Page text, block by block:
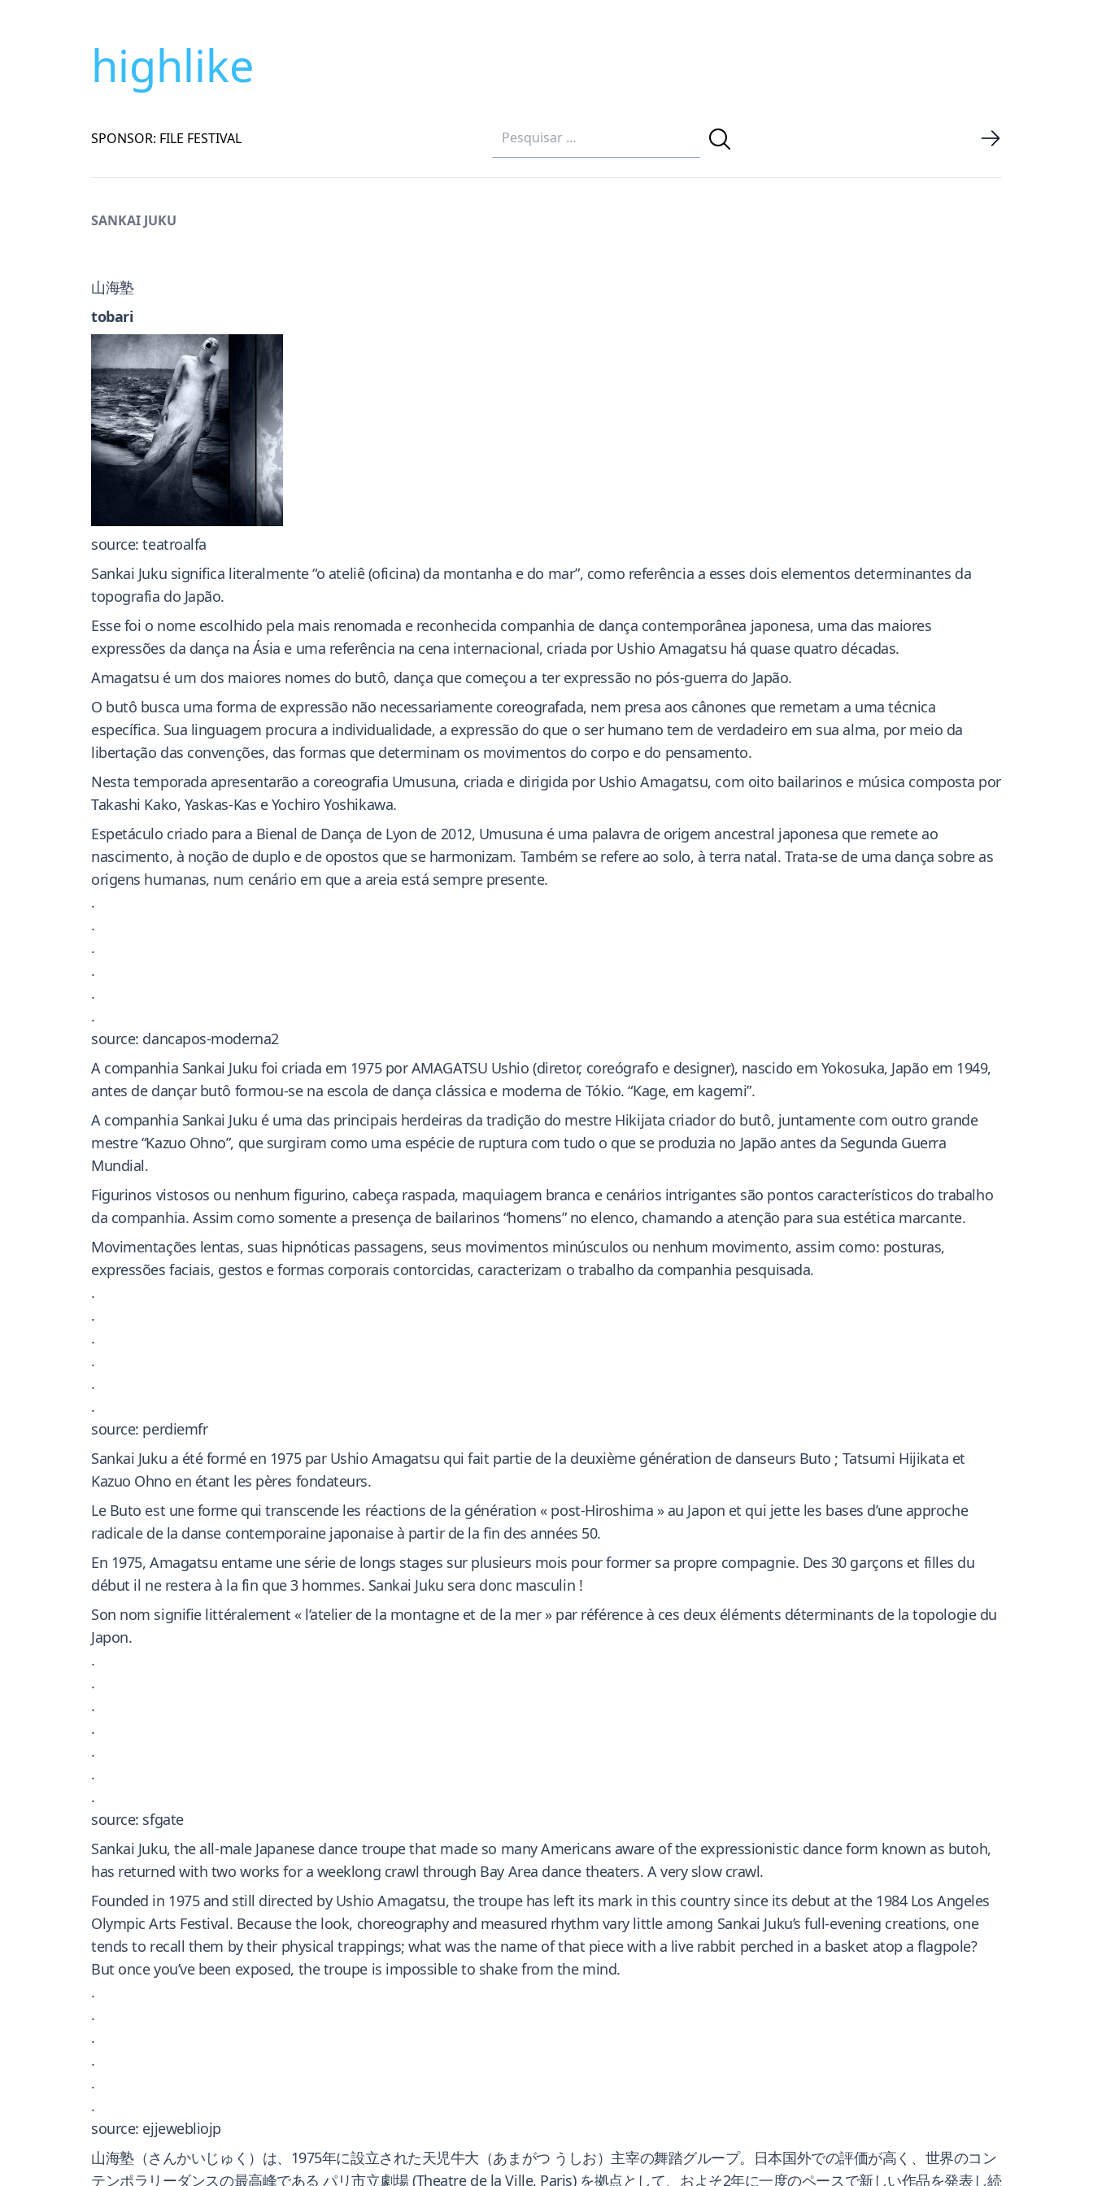
highlike
SPONSOR: FILE FESTIVAL
SANKAI JUKU
山海塾
tobari
source: teatroalfa
Sankai Juku significa literalmente “o ateliê (oficina) da montanha e do mar”, como referência a esses dois elementos determinantes da
topografia do Japão.
Esse foi o nome escolhido pela mais renomada e reconhecida companhia de dança contemporânea japonesa, uma das maiores
expressões da dança na Ásia e uma referência na cena internacional, criada por Ushio Amagatsu há quase quatro décadas.
Amagatsu é um dos maiores nomes do butô, dança que começou a ter expressão no pós-guerra do Japão.
O butô busca uma forma de expressão não necessariamente coreografada, nem presa aos cânones que remetam a uma técnica
específica. Sua linguagem procura a individualidade, a expressão do que o ser humano tem de verdadeiro em sua alma, por meio da
libertação das convenções, das formas que determinam os movimentos do corpo e do pensamento.
Nesta temporada apresentarão a coreografia Umusuna, criada e dirigida por Ushio Amagatsu, com oito bailarinos e música composta por
Takashi Kako, Yaskas-Kas e Yochiro Yoshikawa.
Espetáculo criado para a Bienal de Dança de Lyon de 2012, Umusuna é uma palavra de origem ancestral japonesa que remete ao
nascimento, à noção de duplo e de opostos que se harmonizam. Também se refere ao solo, à terra natal. Trata-se de uma dança sobre as
origens humanas, num cenário em que a areia está sempre presente.
.
.
.
.
.
.
source: dancapos-moderna2
A companhia Sankai Juku foi criada em 1975 por AMAGATSU Ushio (diretor, coreógrafo e designer), nascido em Yokosuka, Japão em 1949,
antes de dançar butô formou-se na escola de dança clássica e moderna de Tókio. “Kage, em kagemi”.
A companhia Sankai Juku é uma das principais herdeiras da tradição do mestre Hikijata criador do butô, juntamente com outro grande
mestre “Kazuo Ohno”, que surgiram como uma espécie de ruptura com tudo o que se produzia no Japão antes da Segunda Guerra
Mundial.
Figurinos vistosos ou nenhum figurino, cabeça raspada, maquiagem branca e cenários intrigantes são pontos característicos do trabalho
da companhia. Assim como somente a presença de bailarinos “homens” no elenco, chamando a atenção para sua estética marcante.
Movimentações lentas, suas hipnóticas passagens, seus movimentos minúsculos ou nenhum movimento, assim como: posturas,
expressões faciais, gestos e formas corporais contorcidas, caracterizam o trabalho da companhia pesquisada.
.
.
.
.
.
.
source: perdiemfr
Sankai Juku a été formé en 1975 par Ushio Amagatsu qui fait partie de la deuxième génération de danseurs Buto ; Tatsumi Hijikata et
Kazuo Ohno en étant les pères fondateurs.
Le Buto est une forme qui transcende les réactions de la génération « post-Hiroshima » au Japon et qui jette les bases d’une approche
radicale de la danse contemporaine japonaise à partir de la fin des années 50.
En 1975, Amagatsu entame une série de longs stages sur plusieurs mois pour former sa propre compagnie. Des 30 garçons et filles du
début il ne restera à la fin que 3 hommes. Sankai Juku sera donc masculin !
Son nom signifie littéralement « l’atelier de la montagne et de la mer » par référence à ces deux éléments déterminants de la topologie du
Japon.
.
.
.
.
.
.
.
source: sfgate
Sankai Juku, the all-male Japanese dance troupe that made so many Americans aware of the expressionistic dance form known as butoh,
has returned with two works for a weeklong crawl through Bay Area dance theaters. A very slow crawl.
Founded in 1975 and still directed by Ushio Amagatsu, the troupe has left its mark in this country since its debut at the 1984 Los Angeles
Olympic Arts Festival. Because the look, choreography and measured rhythm vary little among Sankai Juku’s full-evening creations, one
tends to recall them by their physical trappings; what was the name of that piece with a live rabbit perched in a basket atop a flagpole?
But once you’ve been exposed, the troupe is impossible to shake from the mind.
.
.
.
.
.
.
source: ejjewebliojp
山海塾（さんかいじゅく）は、1975年に設立された天児牛大（あまがつ うしお）主宰の舞踏グループ。日本国外での評価が高く、世界のコン
テンポラリーダンスの最高峰である パリ市立劇場 (Theatre de la Ville, Paris) を拠点として、およそ2年に一度のペースで新しい作品を発表し続